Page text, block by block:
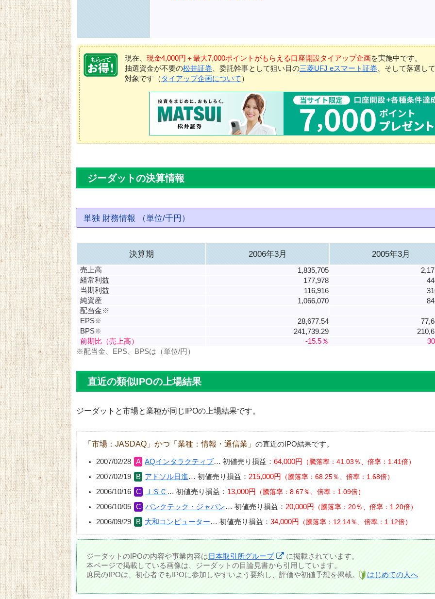
現在、 現金4,000円＋最大7,000ポイントがもらえる口座開設タイアップ企画を実施中です。
抽選資金が不要の松井証券 、委託幹事として狙い目の三菱UFJ eスマート証券 、そして落選し
対象です（ タイアップ企画について ）
ジーダットの決算情報
単独 財務情報 （単位/千円）
決算期 2006年3月 2005年3月
売上高 1,835,705
経常利益
177,978
当期利益
116,916
純資産
1,066,070
配当金※
EPS※ 28,677.54
BPS※ 241,739.29
前期比（売上高）
-15.5％
※配当金、EPS、BPSは（単位/円）
直近の類似IPOの上場結果
ジーダットと市場と業種が同じIPOの上場結果です。
「市場：JASDAQ」かつ「業種：情報・通信業」 の直近のIPO結果です。
2007/02/28 AQインタラクティブ…初値売り損益：64,000円 騰落率：41.03％、倍率：1.41倍
2007/02/19 アドソル日進…初値売り損益： 215,000円 騰落率：68.25％、倍率：1.68倍
2006/10/16 ＪＳＣ …初値売り損益： 13,000円 騰落率：8.67％、倍率：1.09倍
2006/10/05 バンクテック・ジャパン…初値売り損益： 20,000円 騰落率：20％、倍率：1.20倍
2006/09/29 大和コンピューター…初値売り損益：34,000円 騰落率：12.14％、倍率：1.12倍
ジーダットのIPOの内容や事業内容は日本取引所グループ
に掲載されています。
本ページで掲載している画像は、ジーダットの目論見書から引用しています。
庶民のIPOは、初心者でもIPOに参加しやすいよう要約し、評価や初値予想を掲載。
はじめての人へ